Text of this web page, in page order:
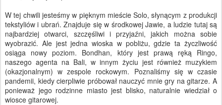
W tej chwili jesteśmy w pięknym mieście Solo, słynącym z produkcji
tekstyliów i ubrań. Znajduje się w środkowej Jawie, a ludzie tutaj są
najbardziej otwarci, szczęśliwi i przyjaźni, jakich można sobie
wyobrazić. Ale jest jedna wioska w pobliżu, gdzie ta życzliwość
osiąga nowy poziom. Bondhan, który jest prawą ręką Ringo,
naszego agenta na Bali, w innym życiu jest również muzykiem
(okazjonalnym) w zespole rockowym. Poznaliśmy się w czasie
pandemii, kiedy cierpliwie próbował nauczyć mnie gry na gitarze. A
ponieważ jego rodzinne miasto jest blisko, naturalnie wiedział o
wiosce gitarowej.